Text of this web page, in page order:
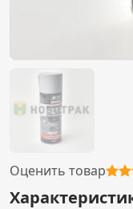
Оценить товар